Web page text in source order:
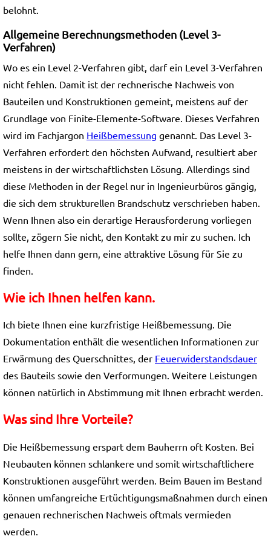
belohnt.
Allgemeine Berechnungsmethoden (Level 3-
Verfahren)
Wo es ein Level 2-Verfahren gibt, darf ein Level 3-Verfahren
nicht fehlen. Damit ist der rechnerische Nachweis von
Bauteilen und Konstruktionen gemeint, meistens auf der
Grundlage von Finite-Elemente-Software. Dieses Verfahren
wird im Fachjargon Heißbemessung genannt. Das Level 3-
Verfahren erfordert den höchsten Aufwand, resultiert aber
meistens in der wirtschaftlichsten Lösung. Allerdings sind
diese Methoden in der Regel nur in Ingenieurbüros gängig,
die sich dem strukturellen Brandschutz verschrieben haben.
Wenn Ihnen also ein derartige Herausforderung vorliegen
sollte, zögern Sie nicht, den Kontakt zu mir zu suchen. Ich
helfe Ihnen dann gern, eine attraktive Lösung für Sie zu
finden.
Wie ich Ihnen helfen kann.
Ich biete Ihnen eine kurzfristige Heißbemessung. Die
Dokumentation enthält die wesentlichen Informationen zur
Erwärmung des Querschnittes, der Feuerwiderstandsdauer
des Bauteils sowie den Verformungen. Weitere Leistungen
können natürlich in Abstimmung mit Ihnen erbracht werden.
Was sind Ihre Vorteile?
Die Heißbemessung erspart dem Bauherrn oft Kosten. Bei
Neubauten können schlankere und somit wirtschaftlichere
Konstruktionen ausgeführt werden. Beim Bauen im Bestand
können umfangreiche Ertüchtigungsmaßnahmen durch einen
genauen rechnerischen Nachweis oftmals vermieden
werden.